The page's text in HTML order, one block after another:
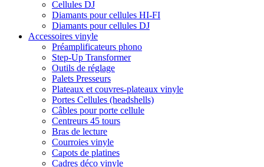
Cellules DJ
Diamants pour cellules HI-FI
Diamants pour cellules DJ
Accessoires vinyle
Préamplificateurs phono
Step-Up Transformer
Outils de réglage
Palets Presseurs
Plateaux et couvres-plateaux vinyle
Portes Cellules (headshells)
Câbles pour porte cellule
Centreurs 45 tours
Bras de lecture
Courroies vinyle
Capots de platines
Cadres déco vinyle